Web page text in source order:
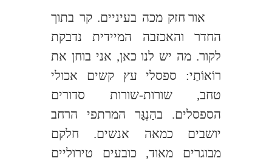
אור חזק מכה בעיניים. קר בתוך
החדר והאכזבה המיידית נדבקת
לקור. מה יש לנו כאן, אני בוחן את
רוֹאוֹתַי: ספסלי עץ קשים אכולי
טחב, שורות-שורות סדורים
הספסלים. בהַנְגָּר המרתפי הרחב
יושבים כמאה אנשים. חלקם
מבוגרים מאוד, כובעים טירוליים